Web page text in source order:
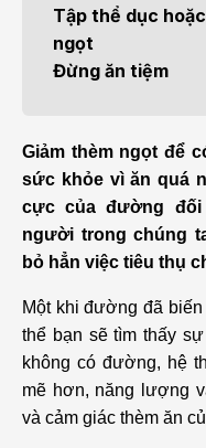
Tập thể dục
ngọt
Đừng ăn tiệm
Giảm thèm ngọt để
sức khỏe vì ăn quá
cực của đường
người trong chúng
bỏ hẳn việc tiêu thụ
Một khi đường đã
thể bạn sẽ tìm thấy
không có đường, hệ
mẽ hơn, năng lượng
và cảm giác thèm ăn